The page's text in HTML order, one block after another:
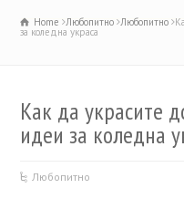
Home Любопитно Любопитно
за коледна украса
Как да украсите
идеи за коледна
Любопитно